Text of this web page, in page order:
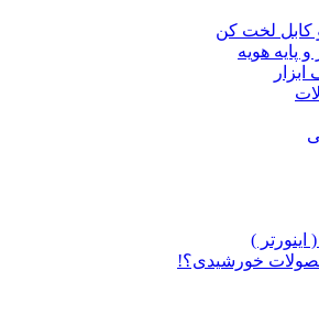
کابل لخت کن
و پایه هویه
)
خورشیدی؟!